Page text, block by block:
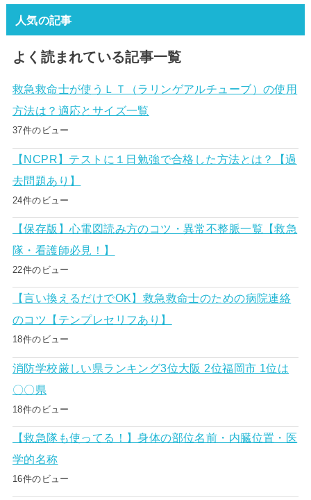
人気の記事
よく読まれている記事一覧
救急救命士が使うＬＴ（ラリンゲアルチューブ）の使用
方法は？適応とサイズ一覧
37件のビュー
【NCPR】テストに１日勉強で合格した方法とは？【過
去問題あり】
24件のビュー
【保存版】心電図読み方のコツ・異常不整脈一覧【救急
隊・看護師必見！】
22件のビュー
【言い換えるだけでOK】救急救命士のための病院連絡
のコツ【テンプレセリフあり】
18件のビュー
消防学校厳しい県ランキング3位大阪 2位福岡市 1位は
〇〇県
18件のビュー
【救急隊も使ってる！】身体の部位名前・内臓位置・医
学的名称
16件のビュー